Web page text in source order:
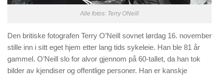
Alle fotos: Terry ONeill
Den britiske fotografen Terry O’Neill sovnet lørdag 16. november
stille inn i sitt eget hjem etter lang tids sykeleie. Han ble 81 år
gammel. O’Neill slo for alvor gjennom på 60-tallet, da han tok
bilder av kjendiser og offentlige personer. Han er kanskje